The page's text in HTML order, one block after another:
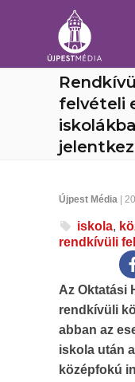
felvételi
Újpest Média |
iskola,
rendkívüli
Az Oktatási
rendkívüli
abban az
iskola után
középfokú